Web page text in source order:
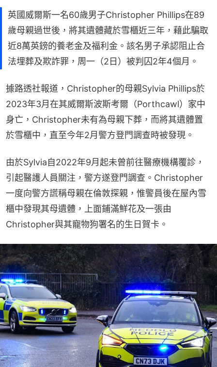
英國威爾斯一名60歲男子Christopher Phillips在89
歲母親過世後，將其遺體藏於雪櫃近三年，藉此騙取
近8萬英鎊的養老金及福利金。該名男子承認阻止合
法埋葬及欺詐罪，周一（2日）被判囚2年4個月。
據路透社報道，Christopher的母親Sylvia Phillips於
2023年3月在其威爾斯波斯考爾（Porthcawl）家中
身亡，Christopher未有為母親下葬，而將其遺體置
於雪櫃中，直至今年2月警方登門調查時被發現。
由於Sylvia自2022年9月起未曾前往醫療機構覆診，
引起醫護人員關注，警方遂登門調查。Christopher
一度向警方謊稱母親在倫敦探親，惟警員後在屋內雪
櫃中發現其母遺體，上面鋪滿鮮花及一張由
Christopher與其寵物狗署名的生日賀卡。